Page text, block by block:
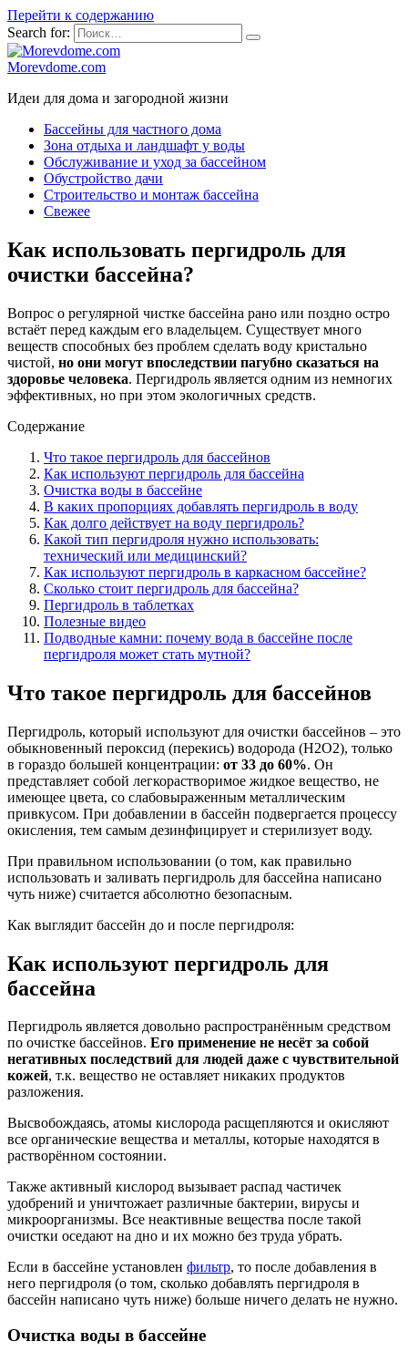
Перейти к содержанию
Search for:
Morevdome.com
Идеи для дома и загородной жизни
Бассейны для частного дома
Зона отдыха и ландшафт у воды
Обслуживание и уход за бассейном
Обустройство дачи
Строительство и монтаж бассейна
Свежее
Как использовать пергидроль для
очистки бассейна?
Вопрос о регулярной чистке бассейна рано или поздно остро
встаёт перед каждым его владельцем. Существует много
веществ способных без проблем сделать воду кристально
чистой, но они могут впоследствии пагубно сказаться на
здоровье человека. Пергидроль является одним из немногих
эффективных, но при этом экологичных средств.
Содержание
Что такое пергидроль для бассейнов
Как используют пергидроль для бассейна
Очистка воды в бассейне
В каких пропорциях добавлять пергидроль в воду
Как долго действует на воду пергидроль?
Какой тип пергидроля нужно использовать:
технический или медицинский?
Как используют пергидроль в каркасном бассейне?
Сколько стоит пергидроль для бассейна?
Пергидроль в таблетках
Полезные видео
Подводные камни: почему вода в бассейне после
пергидроля может стать мутной?
Что такое пергидроль для бассейнов
Пергидроль, который используют для очистки бассейнов – это
обыкновенный пероксид (перекись) водорода (Н2О2), только
в гораздо большей концентрации: от 33 до 60%. Он
представляет собой легкорастворимое жидкое вещество, не
имеющее цвета, со слабовыраженным металлическим
привкусом. При добавлении в бассейн подвергается процессу
окисления, тем самым дезинфицирует и стерилизует воду.
При правильном использовании (о том, как правильно
использовать и заливать пергидроль для бассейна написано
чуть ниже) считается абсолютно безопасным.
Как выглядит бассейн до и после пергидроля:
Как используют пергидроль для
бассейна
Пергидроль является довольно распространённым средством
по очистке бассейнов. Его применение не несёт за собой
негативных последствий для людей даже с чувствительной
кожей, т.к. вещество не оставляет никаких продуктов
разложения.
Высвобождаясь, атомы кислорода расщепляются и окисляют
все органические вещества и металлы, которые находятся в
растворённом состоянии.
Также активный кислород вызывает распад частичек
удобрений и уничтожает различные бактерии, вирусы и
микроорганизмы. Все неактивные вещества после такой
очистки оседают на дно и их можно без труда убрать.
Если в бассейне установлен фильтр, то после добавления в
него пергидроля (о том, сколько добавлять пергидроля в
бассейн написано чуть ниже) больше ничего делать не нужно.
Очистка воды в бассейне